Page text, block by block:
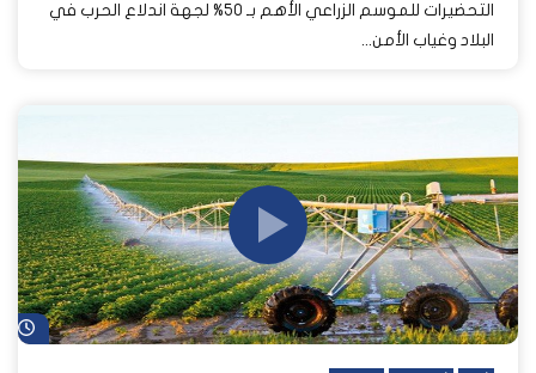
التحضيرات للموسم الزراعي الأهم بـ 50% لجهة اندلاع الحرب في
البلاد وغياب الأمن...